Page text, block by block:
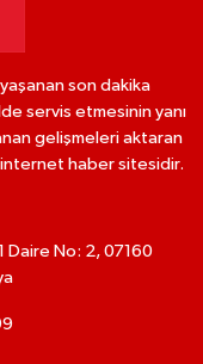
son dakika
servis etmesinin yanı
gelişmeleri aktaran
internet haber sitesidir.
Daire No: 2, 07160